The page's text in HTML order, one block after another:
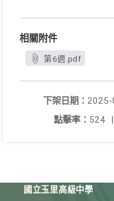
相關附件
第6週.pdf
下架日期：
點擊率： 524 |
國立玉里高級中學